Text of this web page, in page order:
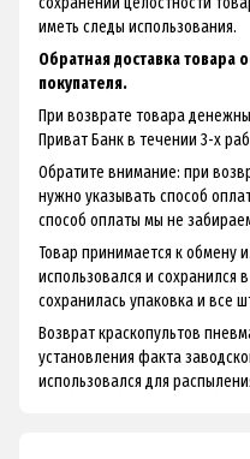
иметь следы использования.
Обратная доставка товара
покупателя.
При возврате товара
Приват Банк в течении 3-х
Обратите внимание: при
нужно указывать способ
способ оплаты мы не
Товар принимается к обмену
использовался и сохранился
сохранилась упаковка и все
Возврат краскопультов
установления факта
использовался для